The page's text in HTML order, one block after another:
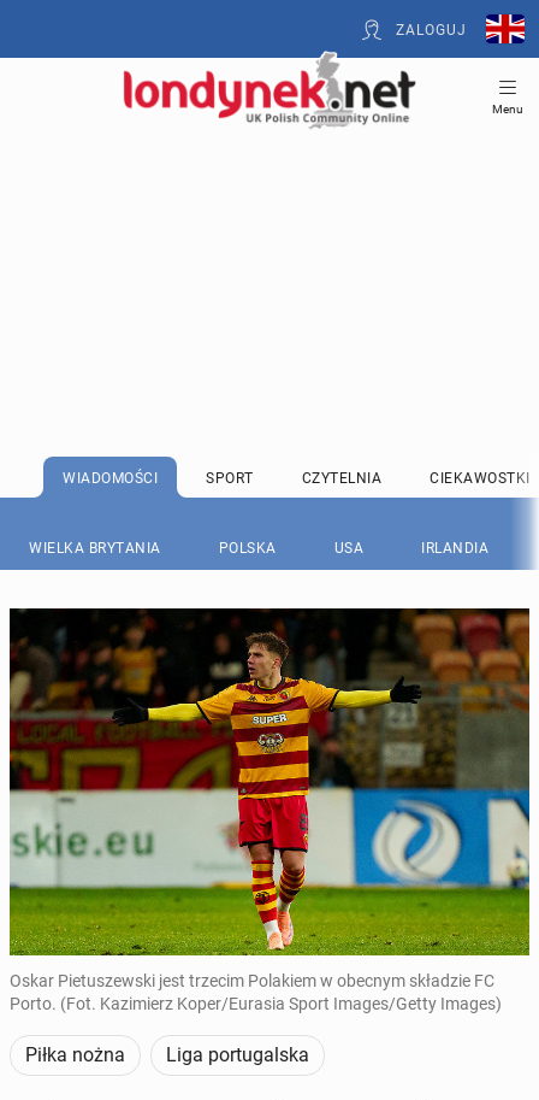
ZALOGUJ
Menu
WIADOMOŚCI SPORT CZYTELNIA CIEKAWOSTKI
WIELKA BRYTANIA POLSKA USA IRLANDIA
Oskar Pietuszewski jest trzecim Polakiem w obecnym składzie FC
Porto. (Fot. Kazimierz Koper/Eurasia Sport Images/Getty Images)
Piłka nożna Liga portugalska